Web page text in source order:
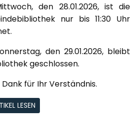
den 28.01.2026, ist die
nur bis 11:30 Uhr
den 29.01.2026, bleibt
geschlossen.
für Ihr Verständnis.
LESEN